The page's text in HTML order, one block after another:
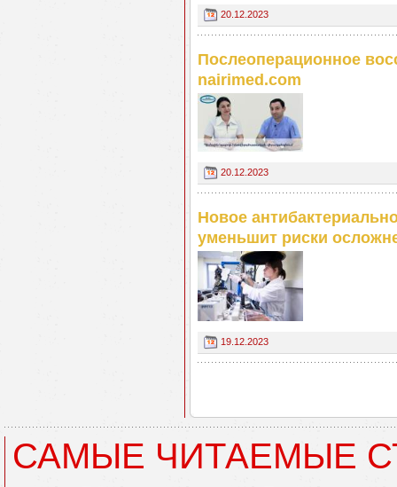
20.12.2023
Послеоперационное
nairimed.com
20.12.2023
Новое
уменьшит риски
19.12.2023
САМЫЕ ЧИТАЕМЫЕ